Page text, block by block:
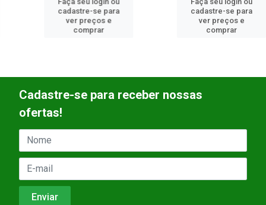
cadastre-se para
ver preços e
comprar
cadastre-se para
ver preços e
comprar
Cadastre-se para receber nossas
ofertas!